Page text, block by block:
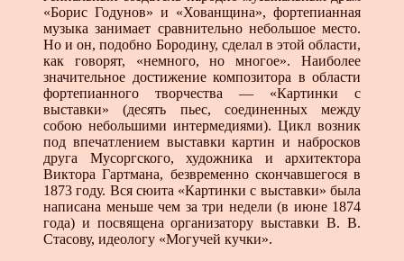
«Борис Годунов» и «Хованщина», фортепианная
музыка занимает сравнительно небольшое место.
Но и он, подобно Бородину, сделал в этой области,
как говорят, «немного, но многое». Наиболее
значительное достижение композитора в области
фортепианного творчества — «Картинки с
выставки» (десять пьес, соединенных между
собою небольшими интермедиями). Цикл возник
под впечатлением выставки картин и набросков
друга Мусоргского, художника и архитектора
Виктора Гартмана, безвременно скончавшегося в
1873 году. Вся сюита «Картинки с выставки» была
написана меньше чем за три недели (в июне 1874
года) и посвящена организатору выставки В. В.
Стасову, идеологу «Могучей кучки».